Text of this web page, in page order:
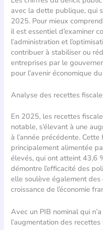
avec la dette publique, qui
2025. Pour mieux
il est essentiel d’examiner
l’administration et
contribuer à stabiliser ou
entreprises par le
pour l’avenir économique
Analyse des recettes
En 2025, les recettes
notable, s’élevant à une
à l’année précédente.
principalement alimentée
élevés, qui ont atteint 43,6
démontre l’efficacité des
elle soulève également
croissance de l’économie
Avec un PIB nominal qui
l’augmentation des